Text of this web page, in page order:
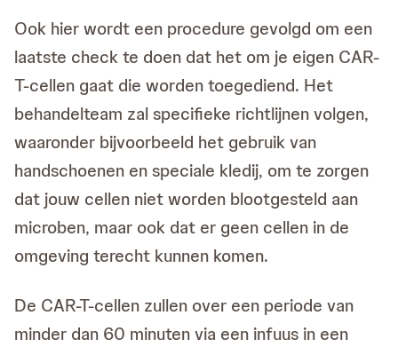
Ook hier wordt een procedure gevolgd om een
laatste check te doen dat het om je eigen CAR-
T-cellen gaat die worden toegediend. Het
behandelteam zal specifieke richtlijnen volgen,
waaronder bijvoorbeeld het gebruik van
handschoenen en speciale kledij, om te zorgen
dat jouw cellen niet worden blootgesteld aan
microben, maar ook dat er geen cellen in de
omgeving terecht kunnen komen.
De CAR-T-cellen zullen over een periode van
minder dan 60 minuten via een infuus in een